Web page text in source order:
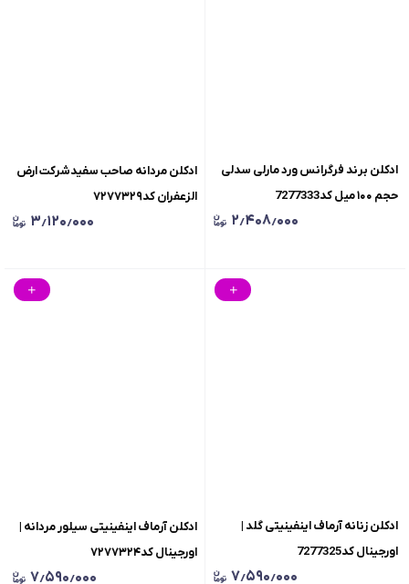
ادکلن برند فرگرانس ورد مارلی سدلی
حجم ۱۰۰ میل کد7277333
۲٫۴۰۸٫۰۰۰
ادکلن مردانه صاحب سفیدشرکت ارض
الزعفران کد۷۲۷۷۳۲۹
۳٫۱۲۰٫۰۰۰
ادکلن زنانه آرماف اینفینیتی گلد |
اورجینال کد7277325
۷٫۵۹۰٫۰۰۰
​ادکلن آرماف اینفینیتی سیلور مردانه |
اورجینال کد۷۲۷۷۳۲۴
۷٫۵۹۰٫۰۰۰